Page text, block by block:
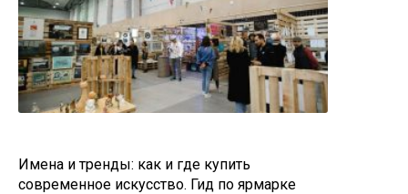
Имена и тренды: как и где купить
современное искусство. Гид по ярмарке